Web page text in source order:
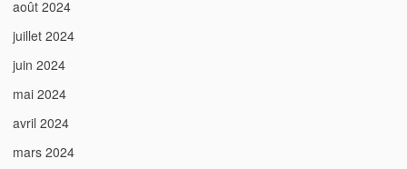
août 2024
juillet 2024
juin 2024
mai 2024
avril 2024
mars 2024